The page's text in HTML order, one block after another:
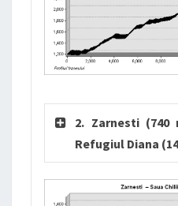
2. Zarnesti (740
Refugiul Diana